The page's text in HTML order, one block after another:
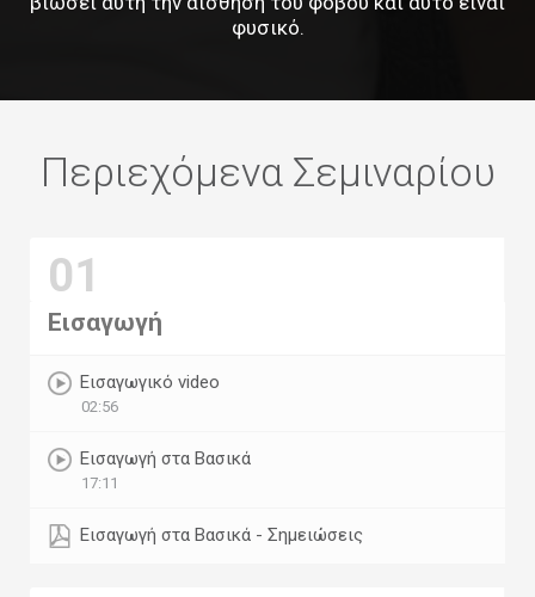
φυσικό.
Περιεχόμενα Σεμιναρίου
01
Εισαγωγή
Εισαγωγικό video
02:56
Εισαγωγή στα Βασικά
17:11
Εισαγωγή στα Βασικά - Σημειώσεις